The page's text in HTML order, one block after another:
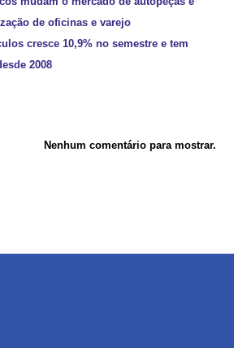
de oficinas e varejo
cresce 10,9% no semestre e tem
2008
Nenhum comentário para mostrar.